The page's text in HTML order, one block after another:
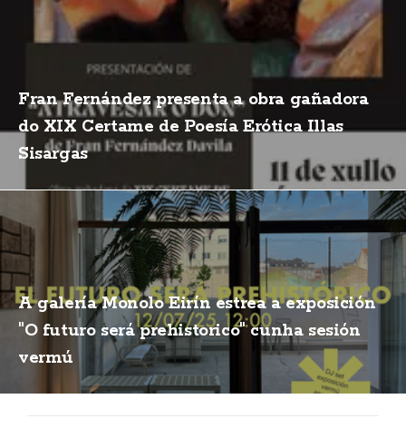
Fran Fernández presenta a obra gañadora
do XIX Certame de Poesía Erótica Illas
Sisargas
A galería Monolo Eirín estrea a exposición
"O futuro será prehistorico" cunha sesión
vermú